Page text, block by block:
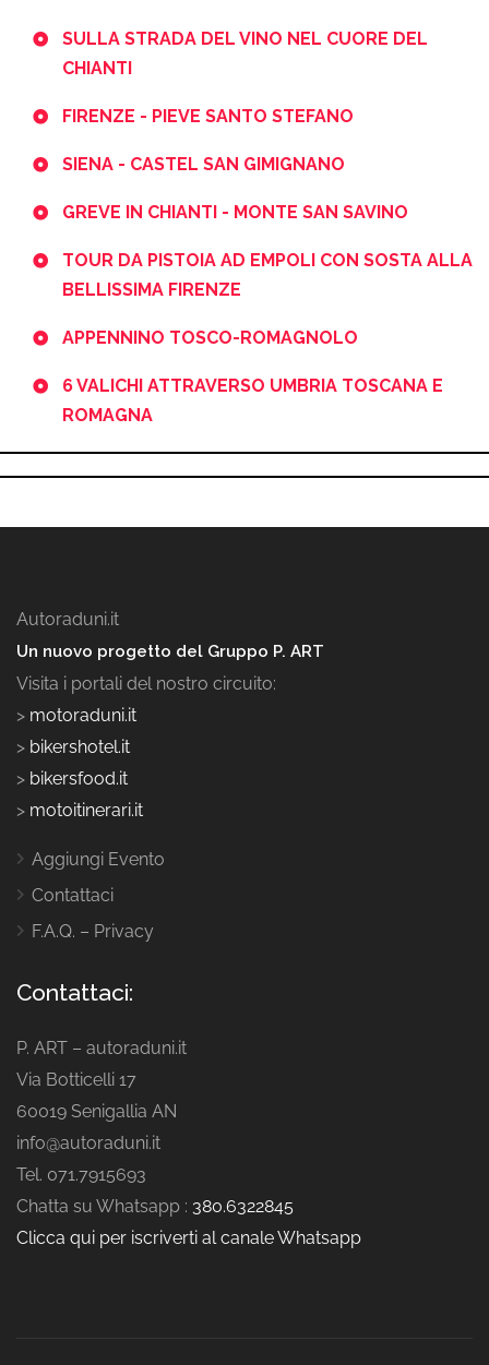
SULLA STRADA DEL VINO NEL CUORE DEL
CHIANTI
FIRENZE - PIEVE SANTO STEFANO
SIENA - CASTEL SAN GIMIGNANO
GREVE IN CHIANTI - MONTE SAN SAVINO
TOUR DA PISTOIA AD EMPOLI CON SOSTA ALLA
BELLISSIMA FIRENZE
APPENNINO TOSCO-ROMAGNOLO
6 VALICHI ATTRAVERSO UMBRIA TOSCANA E
ROMAGNA
Autoraduni.it
Un nuovo progetto del Gruppo P. ART
Visita i portali del nostro circuito:
> motoraduni.it
> bikershotel.it
> bikersfood.it
> motoitinerari.it
Aggiungi Evento
Contattaci
F.A.Q. – Privacy
Contattaci:
P. ART – autoraduni.it
Via Botticelli 17
60019 Senigallia AN
info@autoraduni.it
Tel. 071.7915693
Chatta su Whatsapp : 380.6322845
Clicca qui per iscriverti al canale Whatsapp